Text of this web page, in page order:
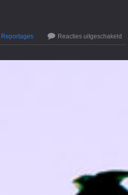
Reportages Reacties uitgeschakeld